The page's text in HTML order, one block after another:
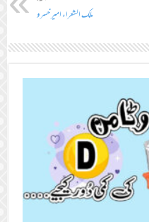
ملک الشعراء امیر خسرو